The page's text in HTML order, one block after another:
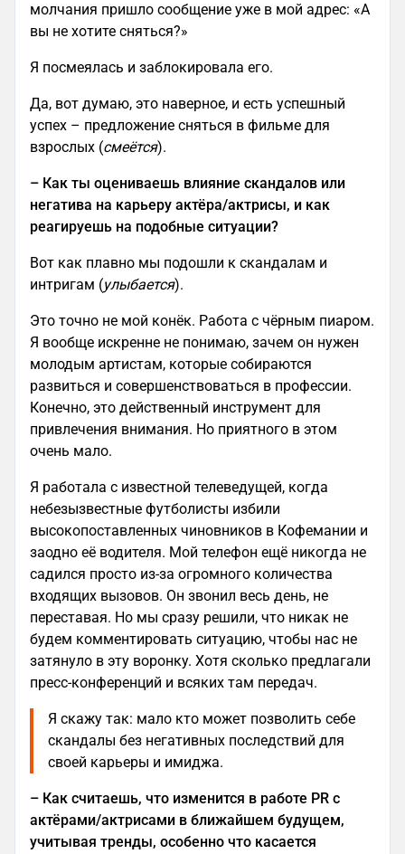
молчания пришло сообщение уже в мой адрес: «А
вы не хотите сняться?»
Я посмеялась и заблокировала его.
Да, вот думаю, это наверное, и есть успешный
успех – предложение сняться в фильме для
взрослых (смеётся).
– Как ты оцениваешь влияние скандалов или
негатива на карьеру актёра/актрисы, и как
реагируешь на подобные ситуации?
Вот как плавно мы подошли к скандалам и
интригам (улыбается).
Это точно не мой конёк. Работа с чёрным пиаром.
Я вообще искренне не понимаю, зачем он нужен
молодым артистам, которые собираются
развиться и совершенствоваться в профессии.
Конечно, это действенный инструмент для
привлечения внимания. Но приятного в этом
очень мало.
Я работала с известной телеведущей, когда
небезызвестные футболисты избили
высокопоставленных чиновников в Кофемании и
заодно её водителя. Мой телефон ещё никогда не
садился просто из-за огромного количества
входящих вызовов. Он звонил весь день, не
переставая. Но мы сразу решили, что никак не
будем комментировать ситуацию, чтобы нас не
затянуло в эту воронку. Хотя сколько предлагали
пресс-конференций и всяких там передач.
Я скажу так: мало кто может позволить себе
скандалы без негативных последствий для
своей карьеры и имиджа.
– Как считаешь, что изменится в работе PR с
актёрами/актрисами в ближайшем будущем,
учитывая тренды, особенно что касается